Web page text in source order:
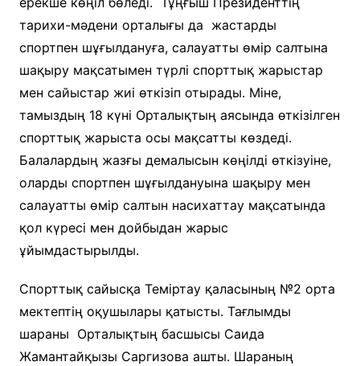
тарихи-мәдени орталығы да жастарды
спортпен шұғылдануға, салауатты өмір салтына
шақыру мақсатымен түрлі спорттық жарыстар
мен сайыстар жиі өткізіп отырады. Міне,
тамыздың 18 күні Орталықтың аясында өткізілген
спорттық жарыста осы мақсатты көздеді.
Балалардың жазғы демалысын көңілді өткізуіне,
оларды спортпен шұғылдануына шақыру мен
салауатты өмір салтын насихаттау мақсатында
қол күресі мен дойбыдан жарыс
ұйымдастырылды.
Спорттық сайысқа Теміртау қаласының №2 орта
мектептің оқушылары қатысты. Тағлымды
шараны Орталықтың басшысы Саида
Жамантайқызы Саргизова ашты. Шараның